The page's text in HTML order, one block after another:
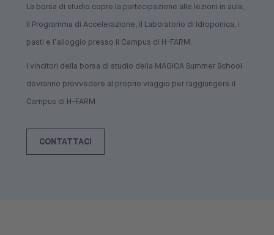
La borsa di studio copre la partecipazione alle lezioni in aula,
il Programma di Accelerazione, il Laboratorio di Idroponica, i
pasti e l’alloggio presso il Campus di H-FARM.
I vincitori della borsa di studio della MAGICA Summer School
dovranno provvedere al proprio viaggio per raggiungere il
Campus di H-FARM
CONTATTACI